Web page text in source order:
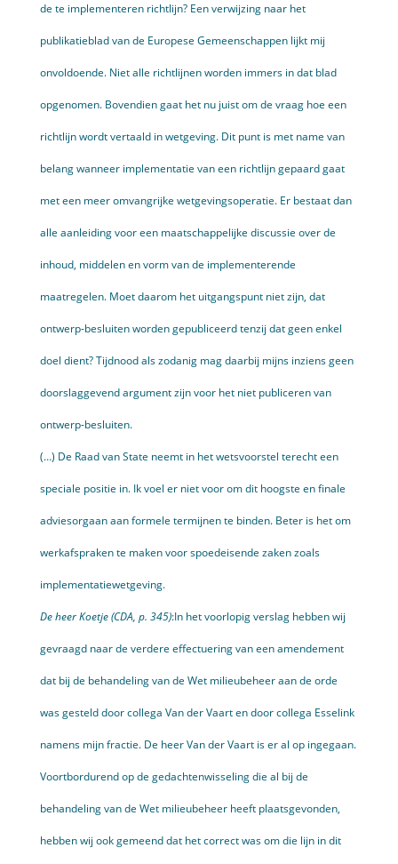
de te implementeren richtlijn? Een verwijzing naar het
publikatieblad van de Europese Gemeenschappen lijkt mij
onvoldoende. Niet alle richt­lijnen worden immers in dat blad
opgenomen. Bovendien gaat het nu juist om de vraag hoe een
richtlijn wordt vertaald in wetgeving. Dit punt is met name van
belang wanneer implementatie van een richtlijn gepaard gaat
met een meer omvang­rijke wetgevingsoperatie. Er bestaat dan
alle aanleiding voor een maatschappelijke discussie over de
inhoud, middelen en vorm van de implementerende
maatregelen. Moet daarom het uitgangspunt niet zijn, dat
ontwerp-besluiten worden gepubliceerd tenzij dat geen enkel
doel dient? Tijdnood als zodanig mag daarbij mijns inziens geen
doorslaggevend argument zijn voor het niet publiceren van
ontwerp-besluiten.
(…) De Raad van State neemt in het wetsvoorstel terecht een
speciale positie in. Ik voel er niet voor om dit hoogste en finale
adviesorgaan aan formele termijnen te binden. Beter is het om
werkafspraken te maken voor spoedeisende zaken zoals
implemen­tatiewetgeving.
De heer Koetje (CDA, p. 345):In het voorlopig verslag hebben wij
gevraagd naar de verdere effectu­ering van een amendement
dat bij de behandeling van de Wet milieu­beheer aan de orde
was gesteld door collega Van der Vaart en door collega Esselink
namens mijn fractie. De heer Van der Vaart is er al op ingegaan.
Voortbordurend op de gedachtenwisseling die al bij de
behandeling van de Wet milieu­beheer heeft plaatsgevonden,
hebben wij ook gemeend dat het correct was om die lijn in dit